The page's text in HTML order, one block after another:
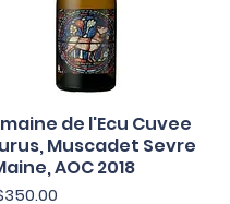
快速瀏覽
de l'Ecu Cuvee
Muscadet Sevre
AOC 2018